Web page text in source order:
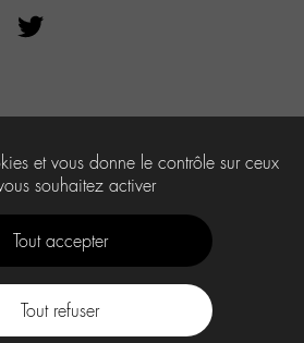
et vous donne le contrôle sur ceux
souhaitez activer
Tout accepter
Tout refuser